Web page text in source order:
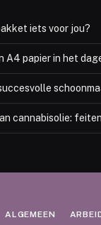
iets voor jou?
A4 papier in het
cannabisolie:
ALGEMEEN